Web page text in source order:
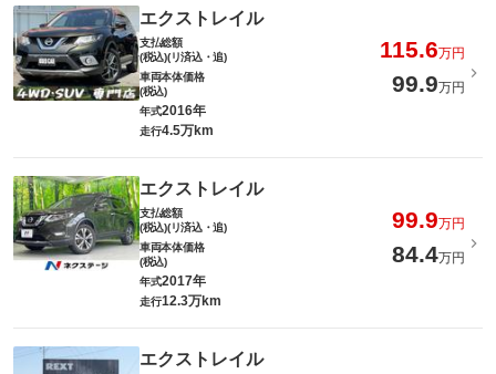
エクストレイル
支払総額
(税込)(リ済込・追)
115.6万円
車両本体価格
(税込)
99.9万円
年式2016年
走行4.5万km
エクストレイル
支払総額
(税込)(リ済込・追)
99.9万円
車両本体価格
(税込)
84.4万円
年式2017年
走行12.3万km
エクストレイル